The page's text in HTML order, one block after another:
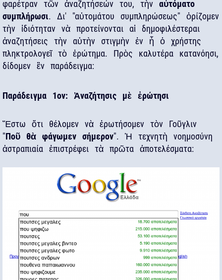
φαρέτραν τῶν ἀναζητήσεών του, τὴν αὐτόματο
συμπλήρωσι. Δι' "αὐτομάτου συμπληρώσεως" ὀρίζομεν
τὴν ἰδιότηταν νὰ προτείνονται αἱ δημοφιλέστεραι
ἀναζητήσεις τὴν αὑτὴν στιγμὴν ἐν ἧ ὁ χρήστης
πληκτρολογεῖ τὸ ἐρώτημα. Πρὸς καλυτέρα κατανόησι,
δίδομεν ἓν παράδειγμα:
Παράδειγμα 1ον: Ἀναζήτησις μὲ ἐρώτησι
Ἔστω ὅτι θέλομεν νὰ ἐρωτήσομεν τὸν Γοῦγλιν
"Ποῦ θὰ φάγωμεν σήμερον". Ἡ τεχνητὴ νοημοσύνη
ἀστραπιαία ἐπιστρέφει τὰ πρῶτα ἀποτελέσματα: